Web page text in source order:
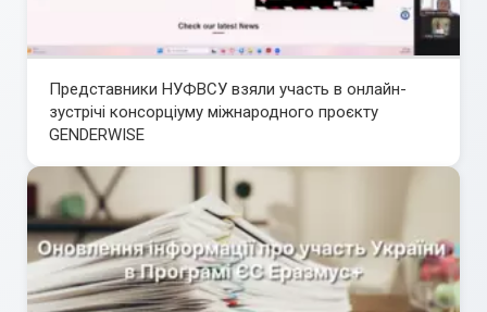
Представники НУФВСУ взяли участь в онлайн-
зустрічі консорціуму міжнародного проєкту
GENDERWISE